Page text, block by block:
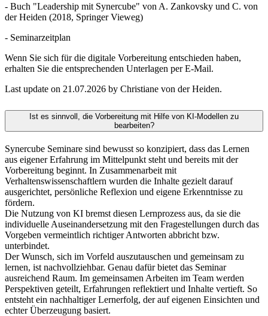
- Buch "Leadership mit Synercube" von A. Zankovsky und C. von
der Heiden (2018, Springer Vieweg)
- Seminarzeitplan
Wenn Sie sich für die digitale Vorbereitung entschieden haben,
erhalten Sie die entsprechenden Unterlagen per E-Mail.
Last update on 21.07.2026 by Christiane von der Heiden.
Ist es sinnvoll, die Vorbereitung mit Hilfe von KI-Modellen zu
bearbeiten?
Synercube Seminare sind bewusst so konzipiert, dass das Lernen
aus eigener Erfahrung im Mittelpunkt steht und bereits mit der
Vorbereitung beginnt. In Zusammenarbeit mit
Verhaltenswissenschaftlern wurden die Inhalte gezielt darauf
ausgerichtet, persönliche Reflexion und eigene Erkenntnisse zu
fördern.
Die Nutzung von KI bremst diesen Lernprozess aus, da sie die
individuelle Auseinandersetzung mit den Fragestellungen durch das
Vorgeben vermeintlich richtiger Antworten abbricht bzw.
unterbindet.
Der Wunsch, sich im Vorfeld auszutauschen und gemeinsam zu
lernen, ist nachvollziehbar. Genau dafür bietet das Seminar
ausreichend Raum. Im gemeinsamen Arbeiten im Team werden
Perspektiven geteilt, Erfahrungen reflektiert und Inhalte vertieft. So
entsteht ein nachhaltiger Lernerfolg, der auf eigenen Einsichten und
echter Überzeugung basiert.